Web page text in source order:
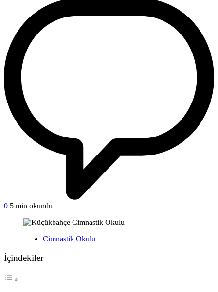
0 on
Cimnastik
5 min okundu
YayınlananCimnastik Okulu
İçindekiler